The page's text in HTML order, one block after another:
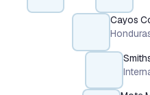
Cayos